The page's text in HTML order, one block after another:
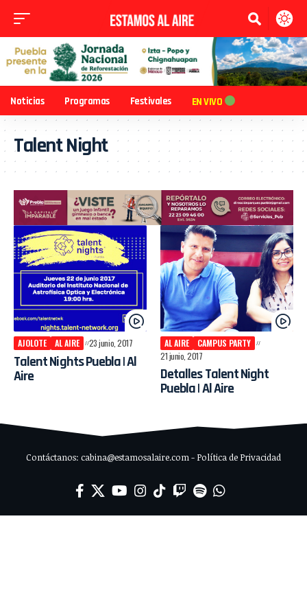
Noticias Programas Festivales EN VIVO
Talent Night
AJOLOTE AL AIRE 23 junio, 2017
Talent Nights Puebla | Al
Aire
AL AIRE
CAMPUS PARTY
21 junio, 2017
Detalles Talent Night
Puebla | Al Aire
Contáctanos: cabina@estamosalaire.com - Política de Privacidad